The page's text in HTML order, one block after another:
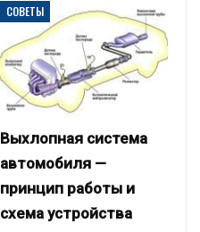
СОВЕТЫ
Выхлопная система
автомобиля —
принцип работы и
схема устройства